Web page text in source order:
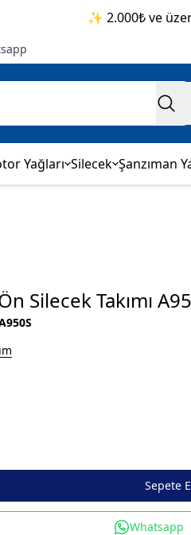
✨ 2.000₺ ve üzeri
Yağları Silecek Şanzıman
Silecek Takımı
Sepete
Whatsapp